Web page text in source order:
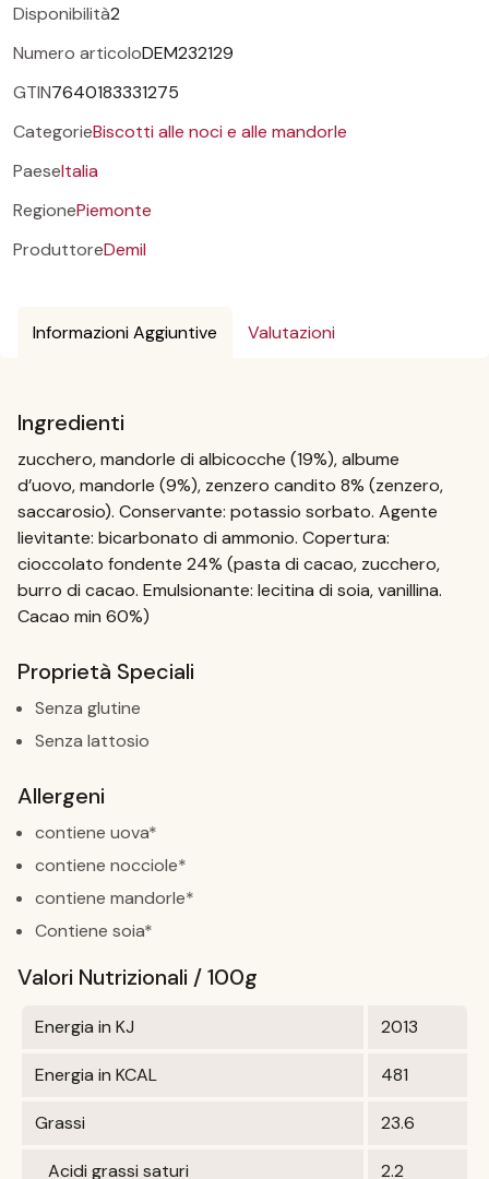
Disponibilità2
Numero articoloDEM232129
GTIN7640183331275
CategorieBiscotti alle noci e alle mandorle
PaeseItalia
RegionePiemonte
ProduttoreDemil
Informazioni Aggiuntive Valutazioni
Ingredienti
zucchero, mandorle di albicocche (19%), albume
d’uovo, mandorle (9%), zenzero candito 8% (zenzero,
saccarosio). Conservante: potassio sorbato. Agente
lievitante: bicarbonato di ammonio. Copertura:
cioccolato fondente 24% (pasta di cacao, zucchero,
burro di cacao. Emulsionante: lecitina di soia, vanillina.
Cacao min 60%)
Proprietà Speciali
Senza glutine
Senza lattosio
Allergeni
contiene uova*
contiene nocciole*
contiene mandorle*
Contiene soia*
Valori Nutrizionali / 100g
Energia in KJ 2013
Energia in KCAL 481
Grassi 23.6
Acidi grassi saturi 2.2